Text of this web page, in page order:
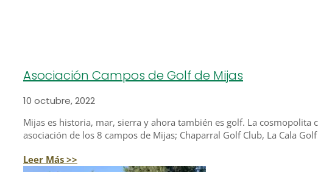
Asociación Campos de Golf de Mijas
10 octubre, 2022
Mijas es historia, mar, sierra y ahora también es golf. La
asociación de los 8 campos de Mijas; Chaparral Golf Club, La Cala
Leer Más >>